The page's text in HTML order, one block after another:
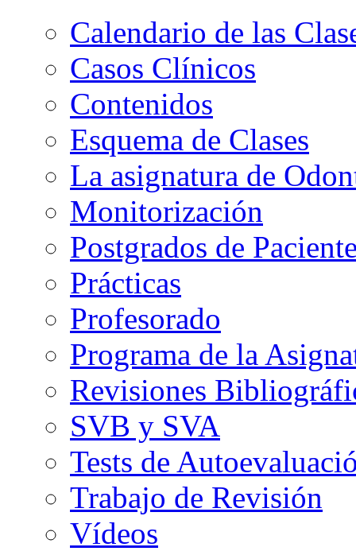
Calendario de las
Casos Clínicos
Contenidos
Esquema de Clases
La asignatura de
Monitorización
Postgrados de
Prácticas
Profesorado
Programa de la
Revisiones
SVB y SVA
Tests de
Trabajo de Revisión
Vídeos